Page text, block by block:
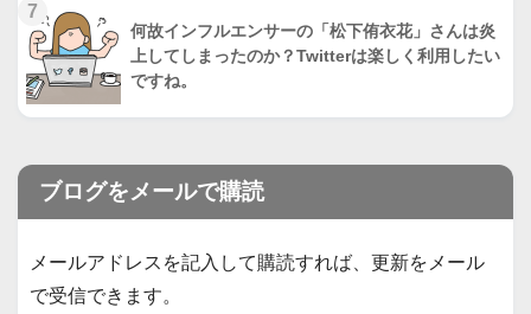
7
何故インフルエンサーの「松下侑衣花」さんは炎
上してしまったのか？Twitterは楽しく利用したい
ですね。
ブログをメールで購読
メールアドレスを記入して購読すれば、更新をメール
で受信できます。